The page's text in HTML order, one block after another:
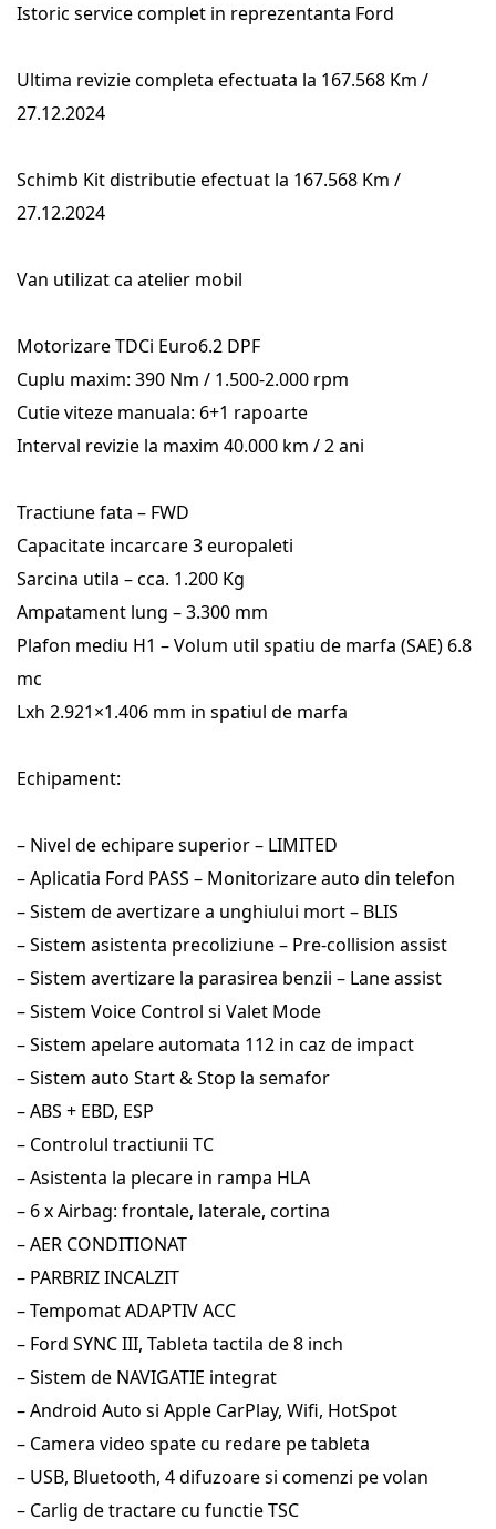
Istoric service complet in reprezentanta Ford
Ultima revizie completa efectuata la 167.568 Km /
27.12.2024
Schimb Kit distributie efectuat la 167.568 Km /
27.12.2024
Van utilizat ca atelier mobil
Motorizare TDCi Euro6.2 DPF
Cuplu maxim: 390 Nm / 1.500-2.000 rpm
Cutie viteze manuala: 6+1 rapoarte
Interval revizie la maxim 40.000 km / 2 ani
Tractiune fata – FWD
Capacitate incarcare 3 europaleti
Sarcina utila – cca. 1.200 Kg
Ampatament lung – 3.300 mm
Plafon mediu H1 – Volum util spatiu de marfa (SAE) 6.8
mc
Lxh 2.921×1.406 mm in spatiul de marfa
Echipament:
– Nivel de echipare superior – LIMITED
– Aplicatia Ford PASS – Monitorizare auto din telefon
– Sistem de avertizare a unghiului mort – BLIS
– Sistem asistenta precoliziune – Pre-collision assist
– Sistem avertizare la parasirea benzii – Lane assist
– Sistem Voice Control si Valet Mode
– Sistem apelare automata 112 in caz de impact
– Sistem auto Start & Stop la semafor
– ABS + EBD, ESP
– Controlul tractiunii TC
– Asistenta la plecare in rampa HLA
– 6 x Airbag: frontale, laterale, cortina
– AER CONDITIONAT
– PARBRIZ INCALZIT
– Tempomat ADAPTIV ACC
– Ford SYNC III, Tableta tactila de 8 inch
– Sistem de NAVIGATIE integrat
– Android Auto si Apple CarPlay, Wifi, HotSpot
– Camera video spate cu redare pe tableta
– USB, Bluetooth, 4 difuzoare si comenzi pe volan
– Carlig de tractare cu functie TSC